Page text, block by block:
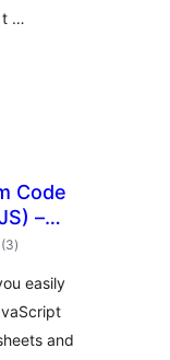
t …
Code
–
(3مجموعی
درجہ
)
easily
and